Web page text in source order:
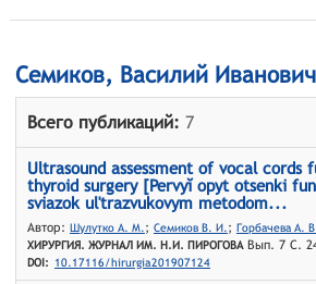
Семиков, Василий Иванович
Всего публикаций: 7
Ultrasound assessment of vocal cords
thyroid surgery [Pervyĭ opyt otsenki
sviazok ul'trazvukovym metodom...
Автор: Шулутко А. М.; Семиков В. И.; Горбачева А.
ХИРУРГИЯ. ЖУРНАЛ ИМ. Н.И. ПИРОГОВАВып. 7 С.
DOI: 10.17116/hirurgia201907124